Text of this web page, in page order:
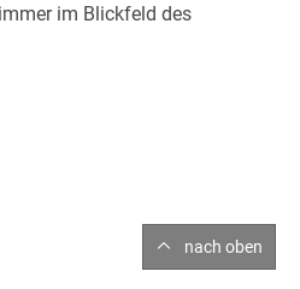
im Blickfeld des
nach oben